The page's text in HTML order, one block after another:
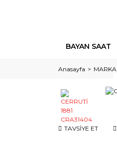
BAYAN SAAT
Anasayfa
TAVSİYE ET